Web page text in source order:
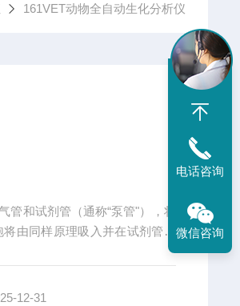
161VET动物全自动生化分析仪
和试剂管（通称“泵管"），将
由同样原理吸入并在试剂管道
的过程中相遇、混合、透吸（必
12-31
电话咨询
微信咨询